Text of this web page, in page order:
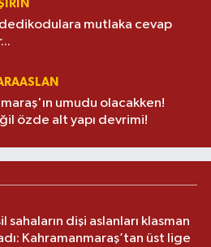
mutlaka cevap
umudu olacakken!
özde alt yapı devrimi!
sahaların dişi aslanları klasman
Kahramanmaraş’tan üst lige